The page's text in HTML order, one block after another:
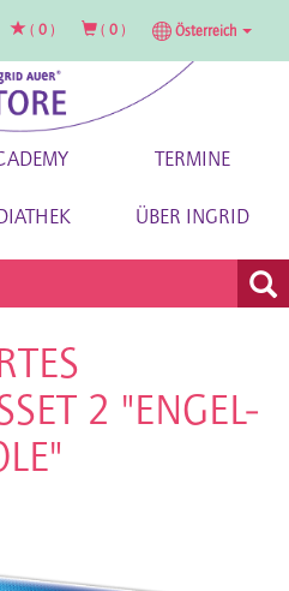
( 0 ) ( 0 ) Österreich
TERMINE
ÜBER INGRID
2 "ENGEL-